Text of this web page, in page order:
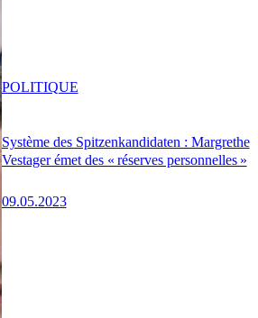
Système des Spitzenkandidaten : Margrethe
Vestager émet des « réserves personnelles »
09.05.2023
POLITIQUE